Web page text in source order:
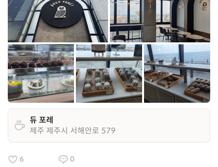
듀 포레
제주 제주시 서해안로 579
6 0